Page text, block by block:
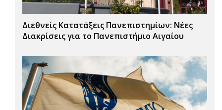
Διεθνείς Κατατάξεις Πανεπιστημίων: Νέες
Διακρίσεις για το Πανεπιστήμιο Αιγαίου